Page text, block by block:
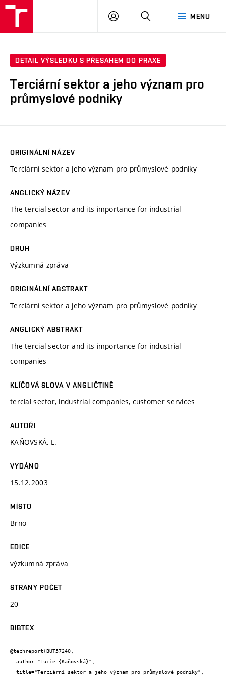
MENU
PŘIHLÁSIT
DETAIL VÝSLEDKU S PŘESAHEM DO PRAXE
Terciární sektor a jeho význam pro
průmyslové podniky
ORIGINÁLNÍ NÁZEV
Terciární sektor a jeho význam pro průmyslové podniky
ANGLICKÝ NÁZEV
The tercial sector and its importance for industrial
companies
DRUH
Výzkumná zpráva
ORIGINÁLNÍ ABSTRAKT
Terciární sektor a jeho význam pro průmyslové podniky
ANGLICKÝ ABSTRAKT
The tercial sector and its importance for industrial
companies
KLÍČOVÁ SLOVA V ANGLIČTINĚ
tercial sector, industrial companies, customer services
AUTOŘI
KAŇOVSKÁ, L.
VYDÁNO
15.12.2003
MÍSTO
Brno
EDICE
výzkumná zpráva
STRANY POČET
20
BIBTEX
@techreport{BUT57240,